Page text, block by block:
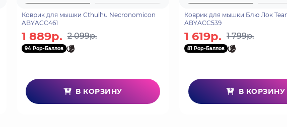
Коврик для мышки Cthulhu Necronomicon
ABYACC461
1 889р. 2 099р.
94 Pop-Баллов
В КОРЗИНУ
Коврик для мышки Блю Лок
ABYACC539
1 619р. 1 799р.
81 Pop-Баллов
В КОРЗИНУ